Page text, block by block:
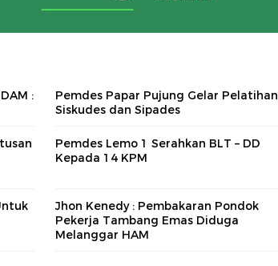
:
Pemdes Papar Pujung Gelar Pelatihan
Siskudes dan Sipades
Pemdes Lemo 1 Serahkan BLT – DD
Kepada 14 KPM
Jhon Kenedy : Pembakaran Pondok
Pekerja Tambang Emas Diduga
Melanggar HAM